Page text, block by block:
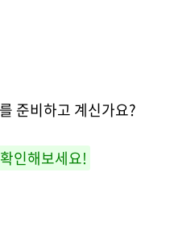
준비하고 계신가요?
인해보세요!